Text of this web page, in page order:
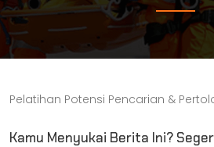
Pelatihan Potensi Pencarian &
Kamu Menyukai Berita Ini?